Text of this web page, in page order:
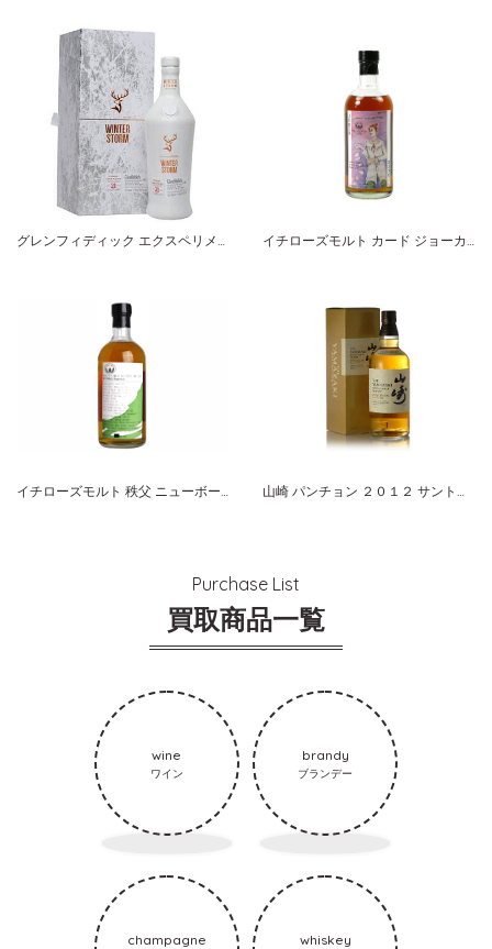
グレンフィディック エクスペリメンタルシリーズ ウィンターストーム イチローズモルト カード ジョーカー カラー
イチローズモルト 秩父 ニューボーン ミズナラ ホグスヘッド 山崎 パンチョン ２０１２ サントリー シングルモルト
Purchase List
買取商品一覧
wine
ワイン
brandy
ブランデー
champagne whiskey